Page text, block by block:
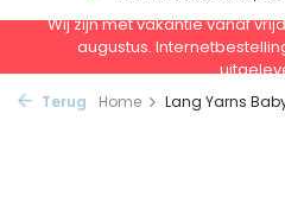
Wij zijn met vakantie vanaf
augustus.
Terug Home Lang Yarns